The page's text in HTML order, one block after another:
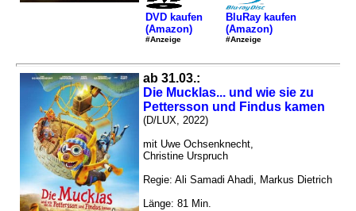
DVD kaufen
(Amazon)
#Anzeige
BluRay kaufen
(Amazon)
#Anzeige
ab 31.03.:
Die Mucklas... und wie sie zu
Pettersson und Findus kamen
(D/LUX, 2022)
mit Uwe Ochsenknecht,
Christine Urspruch
Regie: Ali Samadi Ahadi, Markus Dietrich
Länge: 81 Min.